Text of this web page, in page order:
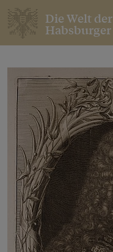
Die Welt der
Habsburger